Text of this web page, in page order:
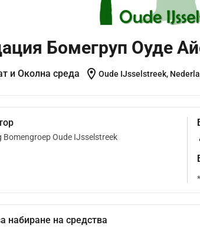
Бомегруп Оуде
и Околна среда location_on Oude IJsselstreek,
Bomengroep Oude IJsselstreek
набиране на средства